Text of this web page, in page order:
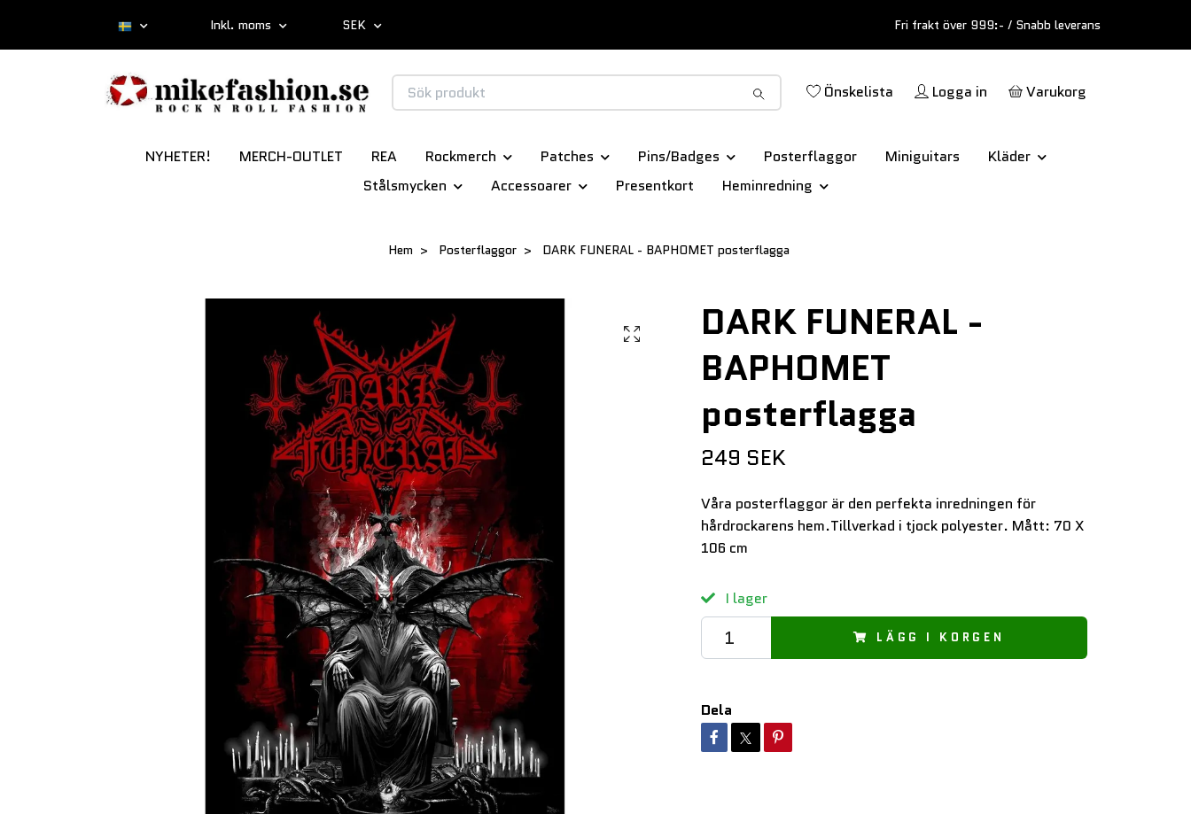
Inkl. moms SEK Fri frakt över 999:- / Snabb leverans
Önskelista Logga in Varukorg
NYHETER! MERCH-OUTLET REA Rockmerch Patches Pins/Badges Posterflaggor Miniguitars
Kläder
Stålsmycken
Accessoarer Presentkort Heminredning
Hem Posterflaggor DARK FUNERAL - BAPHOMET posterflagga
DARK FUNERAL -
BAPHOMET
posterflagga
249 SEK
Våra posterflaggor är den perfekta inredningen för
hårdrockarens hem.Tillverkad i tjock polyester. Mått: 70 X
106 cm
I lager
LÄGG I KORGEN
Dela